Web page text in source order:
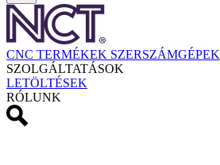
CNC TERMÉKEK SZERSZÁMGÉPEK
SZOLGÁLTATÁSOK
LETÖLTÉSEK
RÓLUNK